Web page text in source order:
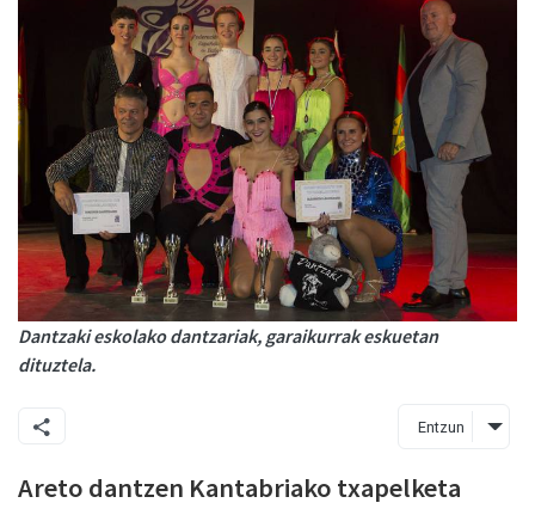
Dantzaki eskolako dantzariak, garaikurrak eskuetan
dituztela.
Entzun
Areto dantzen Kantabriako txapelketa